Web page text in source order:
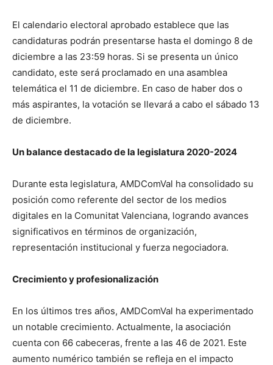
El calendario electoral aprobado establece que las
candidaturas podrán presentarse hasta el domingo 8 de
diciembre a las 23:59 horas. Si se presenta un único
candidato, este será proclamado en una asamblea
telemática el 11 de diciembre. En caso de haber dos o
más aspirantes, la votación se llevará a cabo el sábado 13
de diciembre.
Un balance destacado de la legislatura 2020-2024
Durante esta legislatura, AMDComVal ha consolidado su
posición como referente del sector de los medios
digitales en la Comunitat Valenciana, logrando avances
significativos en términos de organización,
representación institucional y fuerza negociadora.
Crecimiento y profesionalización
En los últimos tres años, AMDComVal ha experimentado
un notable crecimiento. Actualmente, la asociación
cuenta con 66 cabeceras, frente a las 46 de 2021. Este
aumento numérico también se refleja en el impacto